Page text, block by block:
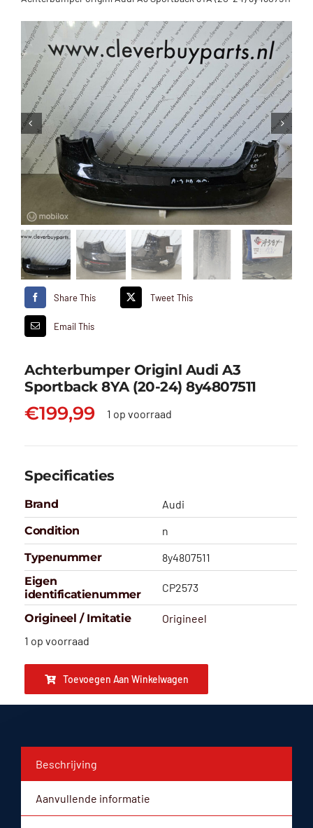
Share This Tweet This
Email This
Achterbumper Originl Audi A3
Sportback 8YA (20-24) 8y4807511
€199,99 1 op voorraad
Specificaties
Brand
Audi
Condition
n
Typenummer
8y4807511
Eigen
identificatienummer
CP2573
Origineel / Imitatie
Origineel
1 op voorraad
Toevoegen Aan Winkelwagen
Beschrijving
Aanvullende informatie